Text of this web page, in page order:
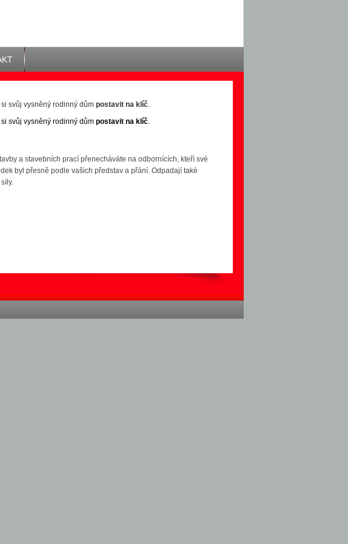
svůj vysněný rodinný důmpostavit na klíč.
svůj vysněný rodinný důmpostavit na klíč.
a stavebních prací přenecháváte na odbornících, kteří své
byl přesně podle vašich představ a přání. Odpadají také